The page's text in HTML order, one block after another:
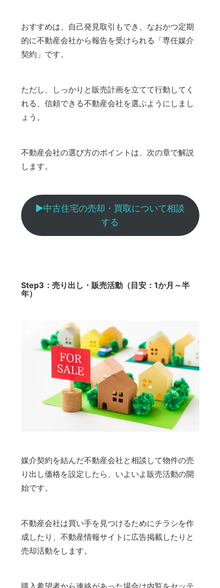
おすすめは、自己発見取引もでき、なおかつ定期
的に不動産会社から報告を受けられる「専任媒介
契約」です。
ただし、しっかりと販売計画を立てて行動してく
れる、信頼できる不動産会社を選ぶようにしまし
ょう。
不動産会社の選び方のポイントは、次の章で解説
します。
▶︎中古住宅の売却・買取について相談
する
Step3：売り出し・販売活動（目安：1か月～半
年）
媒介契約を結んだ不動産会社と相談して物件の売
り出し価格を設定したら、いよいよ販売活動の開
始です。
不動産会社は買い手を見つけるためにチラシを作
成したり、不動産情報サイトに広告掲載したりと
売却活動をします。